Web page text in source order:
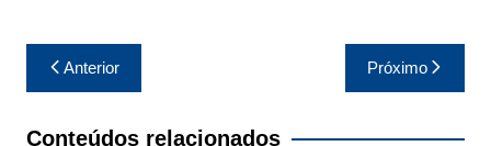
Navegação
de
Post
Anterior Próximo
Conteúdos relacionados